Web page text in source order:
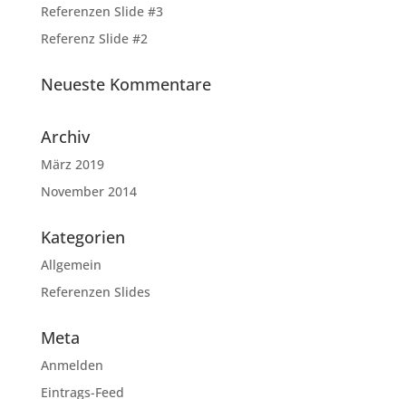
Referenzen Slide #3
Referenz Slide #2
Neueste Kommentare
Archiv
März 2019
November 2014
Kategorien
Allgemein
Referenzen Slides
Meta
Anmelden
Eintrags-Feed